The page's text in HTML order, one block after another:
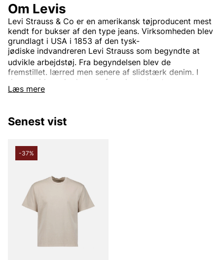
Læs mere
Om Levis
Levi Strauss & Co er en amerikansk tøjproducent mest
kendt for bukser af den type jeans. Virksomheden blev
grundlagt i USA i 1853 af den tysk-
jødiske indvandreren Levi Strauss som begyndte at
udvikle arbejdstøj. Fra begyndelsen blev de
fremstillet. lærred men senere af slidstærk denim. I
dag er virksomheden en af verdens største
tøjvirksomheder.
er Levi’s Det bruges til tøj verden rundt. Oprindeligt var
Levi's kun et produktnavn på de
diverse andre beklædningsgenstande og tilbehør. Den
mest kendte jeansmodel er
Informationen er hentet fra Wikipedia.
Andre populære mærker:
Senest vist
-37%